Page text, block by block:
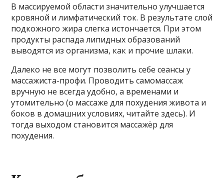
В массируемой области значительно улучшается
кровяной и лимфатический ток. В результате слой
подкожного жира слегка истончается. При этом
продукты распада липидных образований
выводятся из организма, как и прочие шлаки.
Далеко не все могут позволить себе сеансы у
массажиста-профи. Проводить самомассаж
вручную не всегда удобно, а временами и
утомительно (о массаже для похудения живота и
боков в домашних условиях, читайте здесь). И
тогда выходом становится массажёр для
похудения.